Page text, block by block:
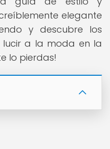
elegante
y descubre los
lucir a la moda en la
lo pierdas!